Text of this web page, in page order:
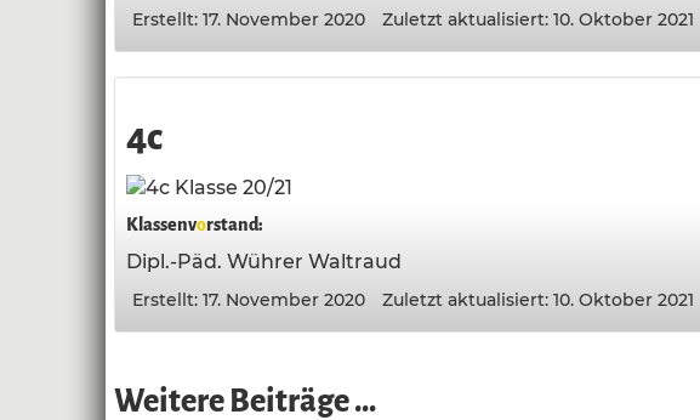
Erstellt: 17. November 2020 Zuletzt aktualisiert: 10. Oktober 2021
4c
Klassenvorstand:
Dipl.-Päd. Wührer Waltraud
Erstellt: 17. November 2020 Zuletzt aktualisiert: 10. Oktober 2021
Weitere Beiträge …